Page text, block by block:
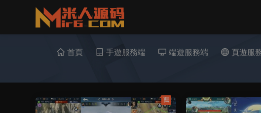
首頁 手遊服務端 端遊服務端 頁遊服
薦